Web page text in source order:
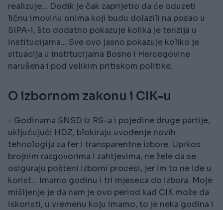
realizuje... Dodik je čak zaprijetio da će oduzeti
ličnu imovinu onima koji budu dolazili na posao u
SIPA-i, što dodatno pokazuje kolika je tenzija u
institucijama... Sve ovo jasno pokazuje koliko je
situacija u institucijama Bosne i Hercegovine
narušena i pod velikim pritiskom politike.
O izbornom zakonu i CIK-u
- Godinama SNSD iz RS-a i pojedine druge partije,
uključujući HDZ, blokiraju uvođenje novih
tehnologija za fer i transparentne izbore. Uprkos
brojnim razgovorima i zahtjevima, ne žele da se
osiguraju pošteni izborni procesi, jer im to ne ide u
korist... Imamo godinu i tri mjeseca do izbora. Moje
mišljenje je da nam je ovo period kad CIK može da
iskoristi, u vremenu koju imamo, to je neka godina i